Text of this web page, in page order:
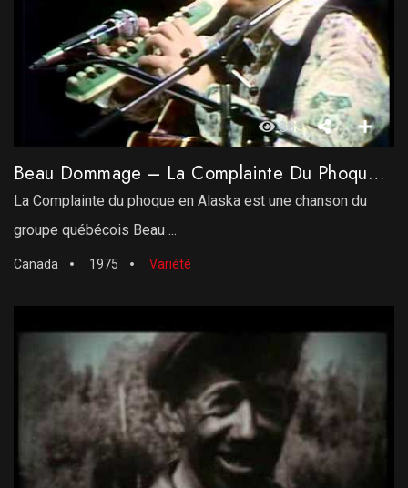
883
Beau Dommage – La Complainte Du Phoque En Alaska
La Complainte du phoque en Alaska est une chanson du
groupe québécois Beau ...
Canada 1975 Variété